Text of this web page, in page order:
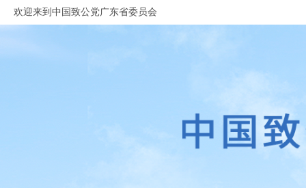
欢迎来到中国致公党广东省委员会